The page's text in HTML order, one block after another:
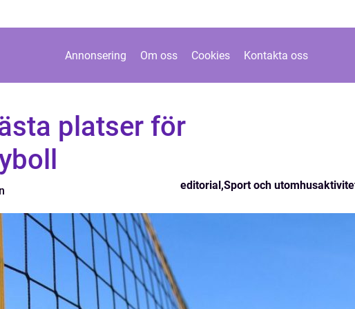
Annonsering Om oss Cookies Kontakta oss
platser för
editorial,Sport och